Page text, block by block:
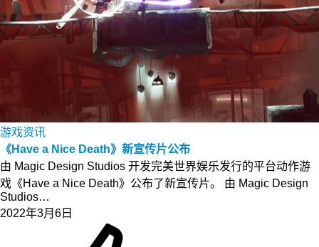
游戏资讯
《Have a Nice Death》新宣传片公布
由 Magic Design Studios 开发完美世界娱乐发行的平台动作游
戏《Have a Nice Death》公布了新宣传片。 由 Magic Design
Studios…
2022年3月6日